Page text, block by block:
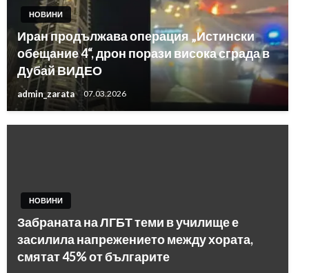
НОВИНИ
Иран продължава операция „Истински
обещание 4“, дрон порази висока сграда в
Дубай ВИДЕО
admin_zarata 07.03.2026
НОВИНИ
Забраната на ЛГБТ теми в училище е
засилила напрежението между хората,
смятат 45% от българите